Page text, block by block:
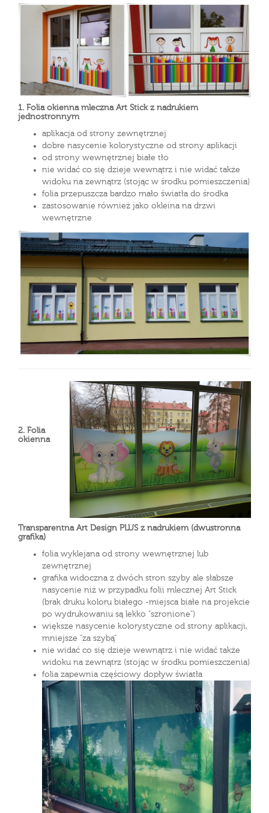
1. Folia okienna mleczna Art Stick z nadrukiem
jednostronnym
aplikacja od strony zewnętrznej
dobre nasycenie kolorystyczne od strony aplikacji
od strony wewnętrznej białe tło
nie widać co się dzieje wewnątrz i nie widać także
widoku na zewnątrz (stojąc w środku pomieszczenia)
folia przepuszcza bardzo mało światła do środka
zastosowanie również jako okleina na drzwi
wewnętrzne
2. Folia
okienna
Transparentna Art Design PLUS z nadrukiem (dwustronna
grafika)
folia wyklejana od strony wewnętrznej lub
zewnętrznej
grafika widoczna z dwóch stron szyby ale słabsze
nasycenie niż w przypadku folii mlecznej Art Stick
(brak druku koloru białego -miejsca białe na projekcie
po wydrukowaniu są lekko "szronione")
większe nasycenie kolorystyczne od strony aplikacji,
mniejsze "za szybą"
nie widać co się dzieje wewnątrz i nie widać także
widoku na zewnątrz (stojąc w środku pomieszczenia)
folia zapewnia częściowy dopływ światła